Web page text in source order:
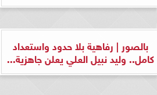
بالصور | رفاهية بلا حدود واستعداد
كامل.. وليد نبيل العلي يعلن جاهزية...